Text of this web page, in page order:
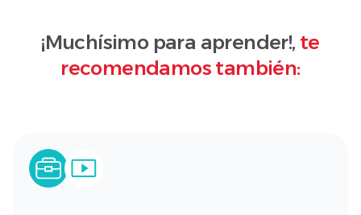
¡Muchísimo para aprender!, te
recomendamos también: